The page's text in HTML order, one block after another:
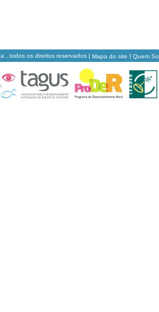
, todos os direitos reservados | Mapa do site | Quem